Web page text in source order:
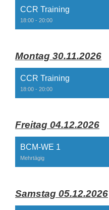
CCR Training
18:00 - 20:00
Montag 30.11.2026
CCR Training
18:00 - 20:00
Freitag 04.12.2026
BCM-WE 1
Mehrtägig
Samstag 05.12.2026